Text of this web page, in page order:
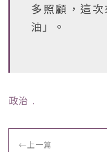
多照顧，這
油」。
政治 ﹒
←上一篇